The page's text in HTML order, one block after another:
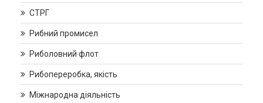
СТРГ
Рибний промисел
Риболовний флот
Рибопереробка, якість
Міжнародна діяльність